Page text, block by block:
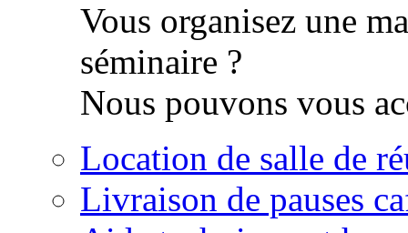
Vous organisez une
séminaire ?
Nous pouvons vous
Location de salle de
Livraison de pauses